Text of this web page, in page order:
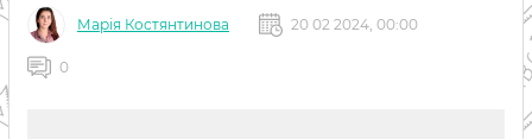
Марія Костянтинова 20 02 2024, 00:00
0